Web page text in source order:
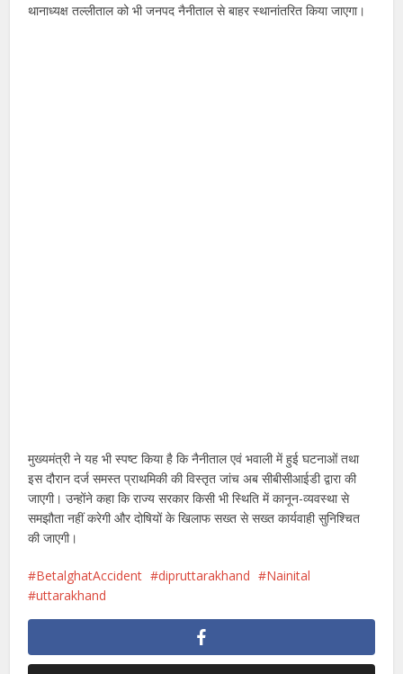
थानाध्यक्ष तल्लीताल को भी जनपद नैनीताल से बाहर स्थानांतरित किया जाएगा।
मुख्यमंत्री ने यह भी स्पष्ट किया है कि नैनीताल एवं भवाली में हुई घटनाओं तथा
इस दौरान दर्ज समस्त प्राथमिकी की विस्तृत जांच अब सीबीसीआईडी द्वारा की
जाएगी। उन्होंने कहा कि राज्य सरकार किसी भी स्थिति में कानून-व्यवस्था से
समझौता नहीं करेगी और दोषियों के खिलाफ सख्त से सख्त कार्यवाही सुनिश्चित
की जाएगी।
BetalghatAccident dipruttarakhand
Nainital
uttarakhand